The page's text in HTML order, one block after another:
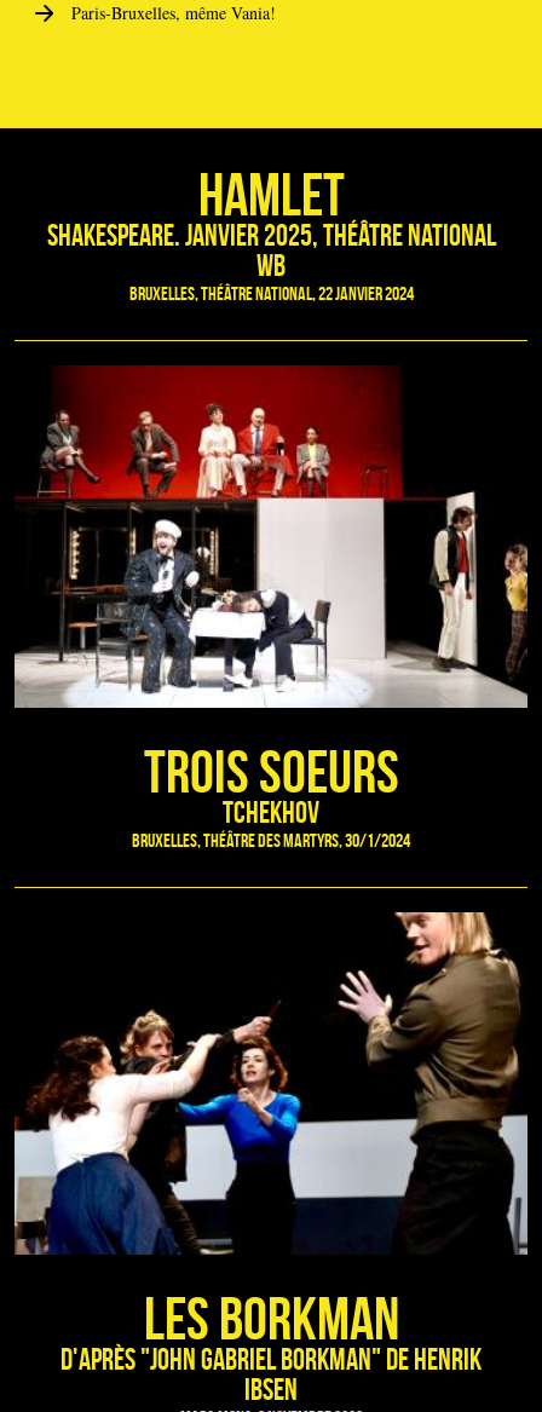
Paris-Bruxelles, même Vania!
HAMLET
Shakespeare. Janvier 2025, Théâtre National
WB
Bruxelles, Théâtre National, 22 janvier 2024
Trois soeurs
Tchekhov
Bruxelles, Théâtre des Martyrs, 30/1/2024
Les Borkman
d'après "John Gabriel Borkman" de Henrik
Ibsen